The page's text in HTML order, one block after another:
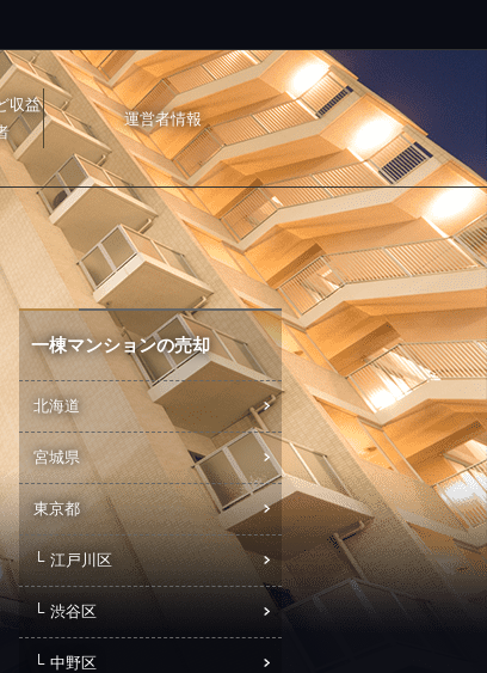
収益
運営者情報
一棟マンションの売却
北海道
宮城県
東京都
江戸川区
渋谷区
中野区